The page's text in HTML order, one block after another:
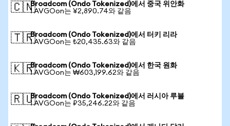
🇨🇳Broadcom (Ondo Tokenized)에서 중국 위안화
1 AVGOon는 ¥2,890.74와 같음
🇹🇷Broadcom (Ondo Tokenized)에서 터키 리라
1 AVGOon는 ₺20,435.63와 같음
🇰🇷Broadcom (Ondo Tokenized)에서 한국 원화
1 AVGOon는 ₩603,199.62와 같음
🇷🇺Broadcom (Ondo Tokenized)에서 러시아 루블
1 AVGOon는 ₽35,246.22와 같음